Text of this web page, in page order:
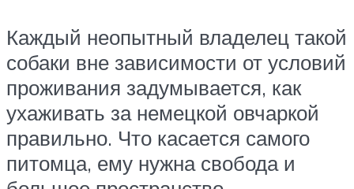
Каждый неопытный владелец такой
собаки вне зависимости от условий
проживания задумывается, как
ухаживать за немецкой овчаркой
правильно. Что касается самого
питомца, ему нужна свобода и